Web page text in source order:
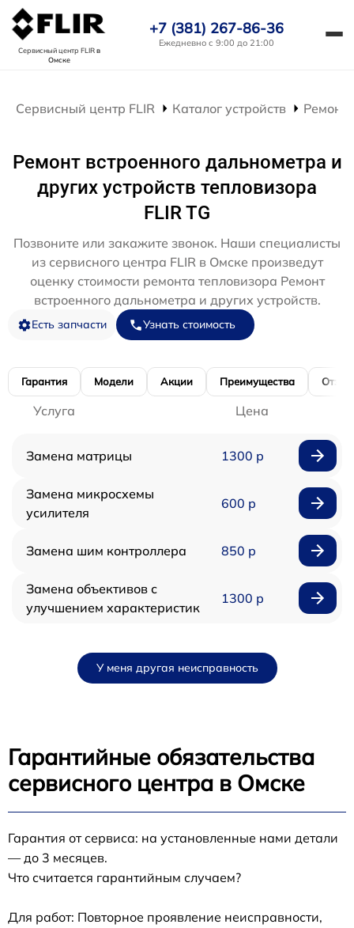
Сервисный центр FLIRв
Омске
+7 (381) 267-86-36
Ежедневно с 9:00 до 21:00
Сервисный центр FLIR Каталог устройств Ремонт
Ремонт встроенного дальнометра и
других устройств тепловизора
FLIR TG
Позвоните или закажите звонок. Наши специалисты
из сервисного центра FLIR в Омске произведут
оценку стоимости ремонта тепловизора Ремонт
встроенного дальнометра и других устройств.
Есть запчасти Узнать стоимость
Гарантия Модели Акции Преимущества
Услуга Цена
Замена матрицы 1300 р
Замена микросхемы
усилителя
600 р
Замена шим контроллера 850 р
Замена объективов с
улучшением характеристик
1300 р
У меня другая неисправность
Гарантийные обязательства
сервисного центра в Омске
Гарантия от сервиса: на установленные нами детали
— до 3 месяцев.
Что считается гарантийным случаем?
Для работ: Повторное проявление неисправности,